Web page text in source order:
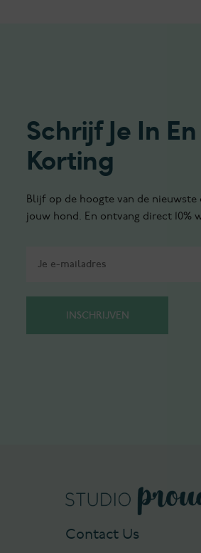
Schrijf Je In
Korting
Blijf op de hoogte van de
jouw hond. En ontvang direct 10%
Contact Us